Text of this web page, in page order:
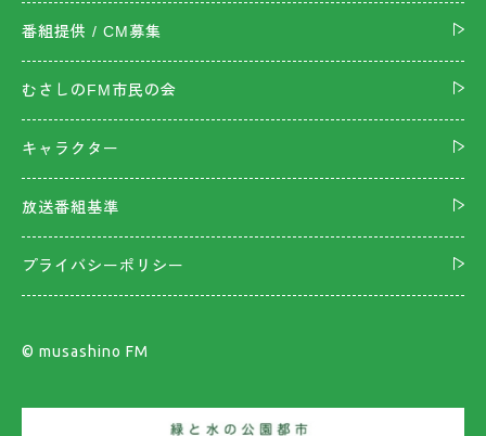
番組提供 / CM募集
むさしのFM市民の会
キャラクター
放送番組基準
プライバシーポリシー
©︎ musashino FM